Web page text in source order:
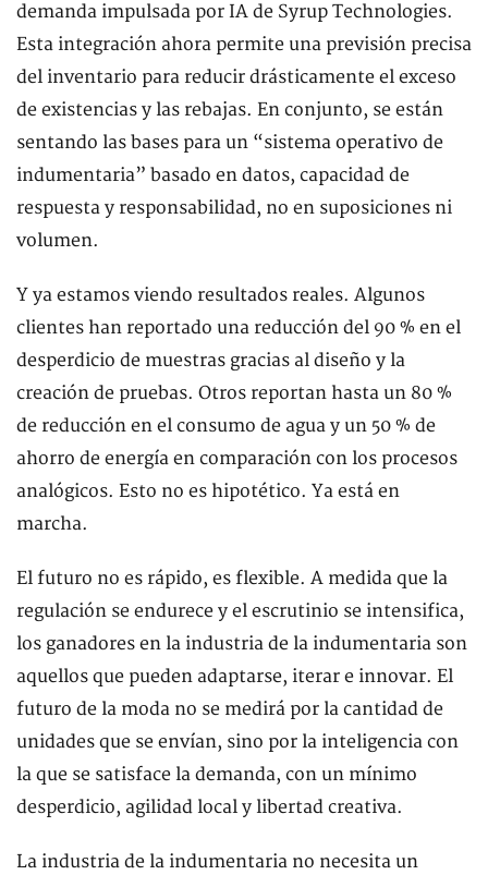
demanda impulsada por IA de Syrup Technologies.
Esta integración ahora permite una previsión precisa
del inventario para reducir drásticamente el exceso
de existencias y las rebajas. En conjunto, se están
sentando las bases para un “sistema operativo de
indumentaria” basado en datos, capacidad de
respuesta y responsabilidad, no en suposiciones ni
volumen.
Y ya estamos viendo resultados reales. Algunos
clientes han reportado una reducción del 90 % en el
desperdicio de muestras gracias al diseño y la
creación de pruebas. Otros reportan hasta un 80 %
de reducción en el consumo de agua y un 50 % de
ahorro de energía en comparación con los procesos
analógicos. Esto no es hipotético. Ya está en
marcha.
El futuro no es rápido, es flexible. A medida que la
regulación se endurece y el escrutinio se intensifica,
los ganadores en la industria de la indumentaria son
aquellos que pueden adaptarse, iterar e innovar. El
futuro de la moda no se medirá por la cantidad de
unidades que se envían, sino por la inteligencia con
la que se satisface la demanda, con un mínimo
desperdicio, agilidad local y libertad creativa.
La industria de la indumentaria no necesita un